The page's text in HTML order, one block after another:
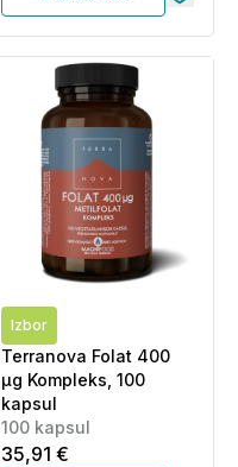
Izbor
Terranova Folat 400
µg Kompleks, 100
kapsul
100 kapsul
35,91 €